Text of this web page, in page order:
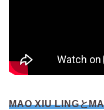
MAO XIU LINGと